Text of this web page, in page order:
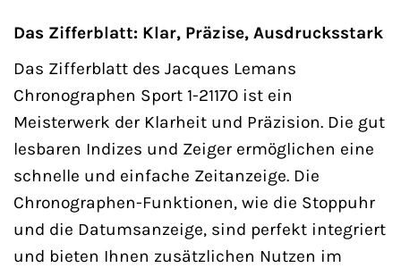
Das Zifferblatt: Klar, Präzise, Ausdrucksstark
Das Zifferblatt des Jacques Lemans
Chronographen Sport 1-2117O ist ein
Meisterwerk der Klarheit und Präzision. Die gut
lesbaren Indizes und Zeiger ermöglichen eine
schnelle und einfache Zeitanzeige. Die
Chronographen-Funktionen, wie die Stoppuhr
und die Datumsanzeige, sind perfekt integriert
und bieten Ihnen zusätzlichen Nutzen im